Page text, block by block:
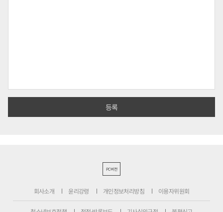
PC버전
회사소개 윤리강령 개인정보처리방침 이용자위원회